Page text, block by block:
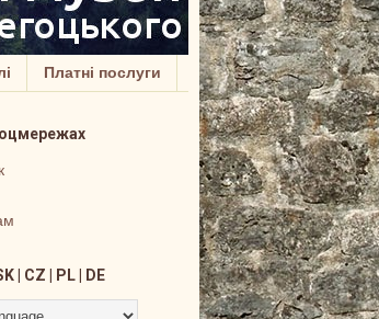
Платні послуги
| CZ | PL | DE